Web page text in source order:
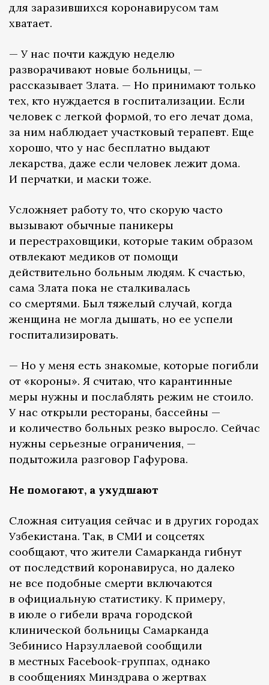
для заразившихся коронавирусом там
хватает.
— У нас почти каждую неделю
разворачивают новые больницы, —
рассказывает Злата. — Но принимают только
тех, кто нуждается в госпитализации. Если
человек с легкой формой, то его лечат дома,
за ним наблюдает участковый терапевт. Еще
хорошо, что у нас бесплатно выдают
лекарства, даже если человек лежит дома.
И перчатки, и маски тоже.
Усложняет работу то, что скорую часто
вызывают обычные паникеры
и перестраховщики, которые таким образом
отвлекают медиков от помощи
действительно больным людям. К счастью,
сама Злата пока не сталкивалась
со смертями. Был тяжелый случай, когда
женщина не могла дышать, но ее успели
госпитализировать.
— Но у меня есть знакомые, которые погибли
от «короны». Я считаю, что карантинные
меры нужны и послаблять режим не стоило.
У нас открыли рестораны, бассейны —
и количество больных резко выросло. Сейчас
нужны серьезные ограничения, —
подытожила разговор Гафурова.
Не помогают, а ухудшают
Сложная ситуация сейчас и в других городах
Узбекистана. Так, в СМИ и соцсетях
сообщают, что жители Самарканда гибнут
от последствий коронавируса, но далеко
не все подобные смерти включаются
в официальную статистику. К примеру,
в июле о гибели врача городской
клинической больницы Самарканда
Зебинисо Нарзуллаевой сообщили
в местных Facebook-группах, однако
в сообщениях Минздрава о жертвах